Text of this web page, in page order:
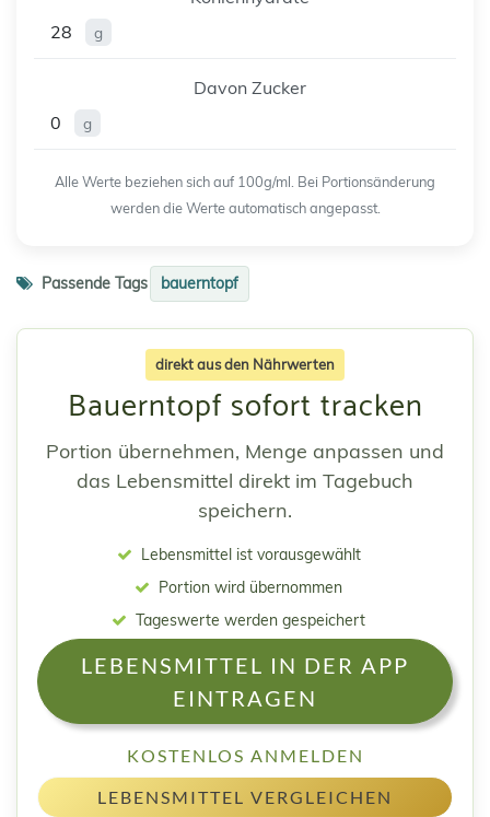
28
g
Davon Zucker
0
g
Alle Werte beziehen sich auf 100g/ml. Bei Portionsänderung
werden die Werte automatisch angepasst.
Passende Tags bauerntopf
direkt aus den Nährwerten
Bauerntopf sofort tracken
Portion übernehmen, Menge anpassen und
das Lebensmittel direkt im Tagebuch
speichern.
Lebensmittel ist vorausgewählt
Portion wird übernommen
Tageswerte werden gespeichert
LEBENSMITTEL IN DER APP
EINTRAGEN
KOSTENLOS ANMELDEN
LEBENSMITTEL VERGLEICHEN